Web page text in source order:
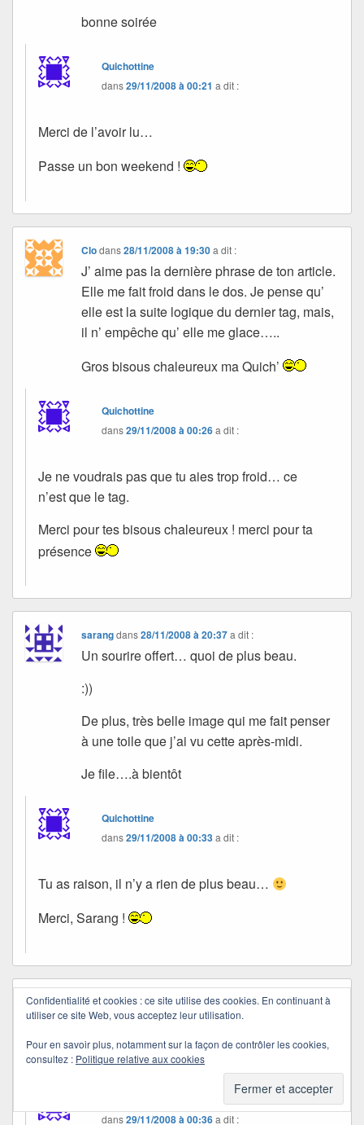
bonne soirée
Quichottine
dans29/11/2008 à 00:21 a dit :
Merci de l’avoir lu…
Passe un bon weekend !
Clodans28/11/2008 à 19:30 a dit :
J’ aime pas la dernière phrase de ton article.
Elle me fait froid dans le dos. Je pense qu’
elle est la suite logique du dernier tag, mais,
il n’ empêche qu’ elle me glace…..
Gros bisous chaleureux ma Quich’
Quichottine
dans29/11/2008 à 00:26a dit :
Je ne voudrais pas que tu aies trop froid… ce
n’est que le tag.
Merci pour tes bisous chaleureux ! merci pour ta
présence
sarangdans28/11/2008 à 20:37 a dit :
Un sourire offert… quoi de plus beau.
:))
De plus, très belle image qui me fait penser
à une toile que j’ai vu cette après-midi.
Je file….à bientôt
Quichottine
dans29/11/2008 à 00:33a dit :
Tu as raison, il n’y a rien de plus beau…
Merci, Sarang !
Fancridans 28/11/2008 à 22:05a dit :
très belle photo j’adore!
Bises du soir!!!
dans29/11/2008 à 00:36a dit :
Confidentialité et cookies : ce site utilise des cookies. En continuant à
utiliser ce site Web, vous acceptez leur utilisation.
Pour en savoir plus, notamment sur la façon de contrôler les cookies,
consultez : Politique relative aux cookies